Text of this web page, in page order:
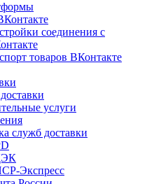
соединения с
товаров ВКонтакте
услуги
служб доставки
Экспресс